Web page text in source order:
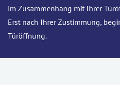
im Zusammenhang mit Ihrer
Erst nach Ihrer Zustimmung,
Türöffnung.